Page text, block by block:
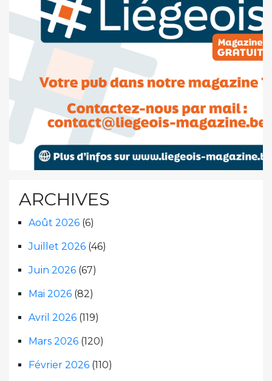
ARCHIVES
Août 2026 (6)
Juillet 2026 (46)
Juin 2026 (67)
Mai 2026 (82)
Avril 2026 (119)
Mars 2026 (120)
Février 2026 (110)